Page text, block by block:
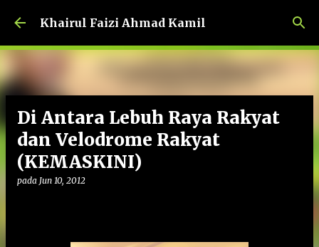
Langkau ke kandungan utama
Khairul Faizi Ahmad Kamil
Di Antara Lebuh Raya Rakyat
dan Velodrome Rakyat
(KEMASKINI)
pada Jun 10, 2012